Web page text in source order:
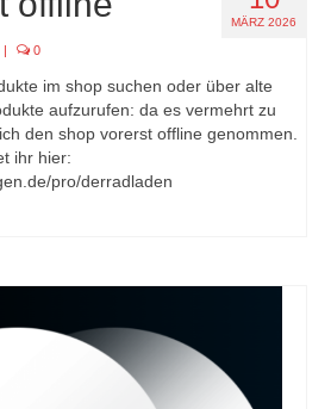
MÄRZ 2026
0
im shop suchen oder über alte
aufzurufen: da es vermehrt zu
den shop vorerst offline genommen.
ihr hier:
pro/derradladen